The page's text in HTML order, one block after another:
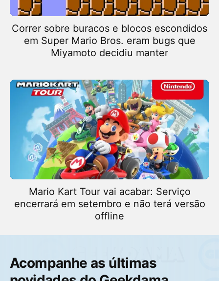
Correr sobre buracos e blocos escondidos
em Super Mario Bros. eram bugs que
Miyamoto decidiu manter
Mario Kart Tour vai acabar: Serviço
encerrará em setembro e não terá versão
offline
Acompanhe as últimas